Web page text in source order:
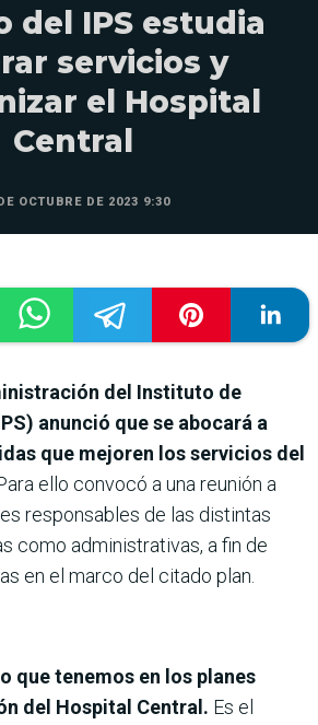
del IPS estudia
servicios y
el Hospital
Central
OCTUBRE DE 2023 9:30
del Instituto de
anunció que se abocará a
que mejoren los servicios del
ello convocó a una reunión a
responsables de las distintas
como administrativas, a fin de
en el marco del citado plan.
que tenemos en los planes
del Hospital Central. Es el